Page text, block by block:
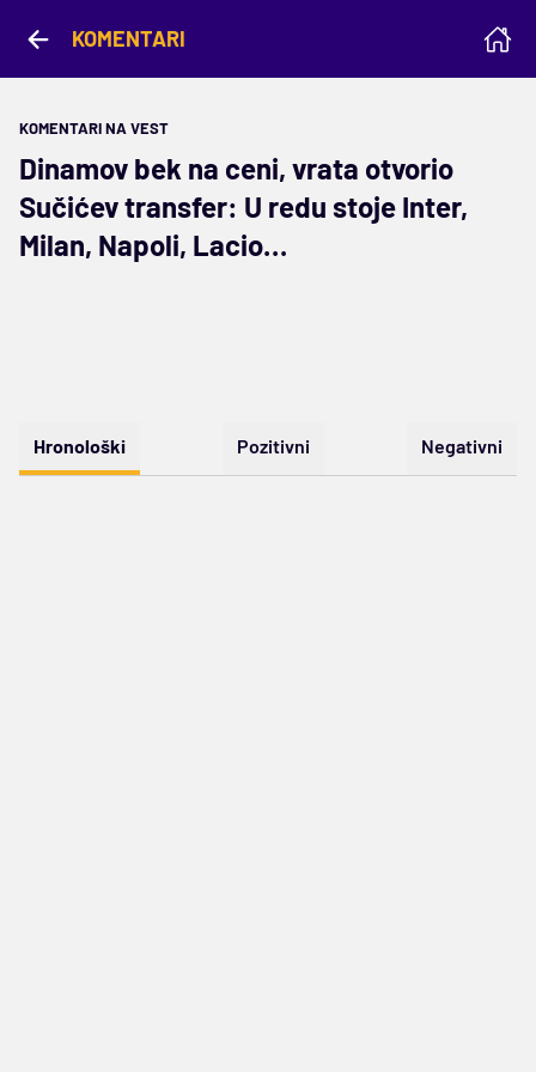
KOMENTARI
KOMENTARI NA VEST
Dinamov bek na ceni, vrata otvorio
Sučićev transfer: U redu stoje Inter,
Milan, Napoli, Lacio…
Hronološki Pozitivni Negativni